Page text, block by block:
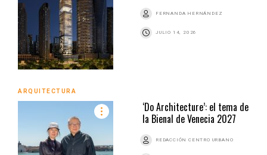
FERNANDA HERNÁNDEZ
JULIO 14, 2026
ARQUITECTURA
‘Do Architecture’: el tema de
la Bienal de Venecia 2027
REDACCIÓN CENTRO URBANO